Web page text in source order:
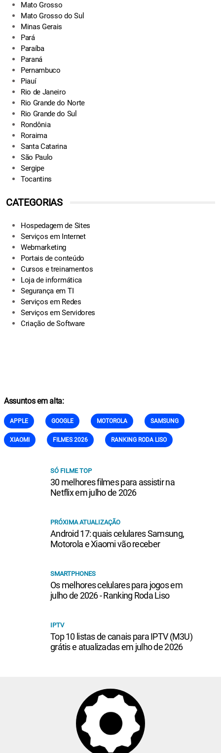
Mato Grosso
Mato Grosso do Sul
Minas Gerais
Pará
Paraíba
Paraná
Pernambuco
Piauí
Rio de Janeiro
Rio Grande do Norte
Rio Grande do Sul
Rondônia
Roraima
Santa Catarina
São Paulo
Sergipe
Tocantins
CATEGORIAS
Hospedagem de Sites
Serviços em Internet
Webmarketing
Portais de conteúdo
Cursos e treinamentos
Loja de informática
Segurança em TI
Serviços em Redes
Serviços em Servidores
Criação de Software
Assuntos em alta:
APPLE GOOGLE MOTOROLA SAMSUNG
XIAOMI FILMES 2026 RANKING RODA LISO
SÓ FILME TOP
30 melhores filmes para assistir na
Netflix em julho de 2026
PRÓXIMA ATUALIZAÇÃO
Android 17: quais celulares Samsung,
Motorola e Xiaomi vão receber
SMARTPHONES
Os melhores celulares para jogos em
julho de 2026 - Ranking Roda Liso
IPTV
Top 10 listas de canais para IPTV (M3U)
grátis e atualizadas em julho de 2026